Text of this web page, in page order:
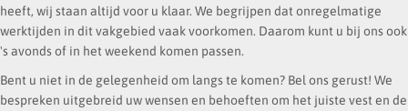
heeft, wij staan altijd voor u klaar. We begrijpen dat onregelmatige
werktijden in dit vakgebied vaak voorkomen. Daarom kunt u bij ons ook
's avonds of in het weekend komen passen.
Bent u niet in de gelegenheid om langs te komen? Bel ons gerust! We
bespreken uitgebreid uw wensen en behoeften om het juiste vest en de